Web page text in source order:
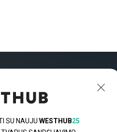
SU NAUJUWESTHUB25